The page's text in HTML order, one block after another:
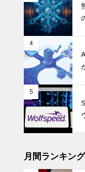
4
5
月間ランキング